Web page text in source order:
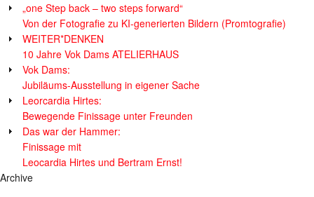
„one Step back – two steps forward“
Von der Fotografie zu KI-generierten Bildern (Promtografie)
WEITER*DENKEN
10 Jahre Vok Dams ATELIERHAUS
Vok Dams:
Jubiläums-Ausstellung in eigener Sache
Leorcardia Hirtes:
Bewegende Finissage unter Freunden
Das war der Hammer:
Finissage mit
Leocardia Hirtes und Bertram Ernst!
Archive